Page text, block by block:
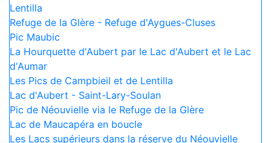
Lentilla
Refuge de la Glère - Refuge d'Aygues-Cluses
Pic Maubic
La Hourquette d'Aubert par le Lac d'Aubert et le Lac
d'Aumar
Les Pics de Campbieil et de Lentilla
Lac d'Aubert - Saint-Lary-Soulan
Pic de Néouvielle via le Refuge de la Glère
Lac de Maucapéra en boucle
Les Lacs supérieurs dans la réserve du Néouvielle